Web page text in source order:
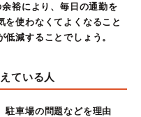
裕により、毎日の通勤を
を使わなくてよくなること
減することでしょう。
ている人
駐車場の問題などを理由